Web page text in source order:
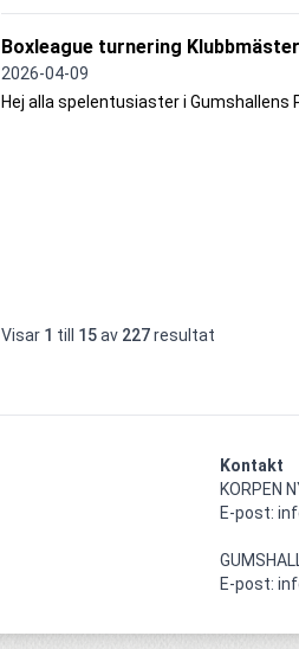
Boxleague turnering
2026-04-09
Hej alla spelentusiaster i Gumshallens
Visar 1 till 15av 227resultat
Kontakt
KORPEN
E-post:
E-post: